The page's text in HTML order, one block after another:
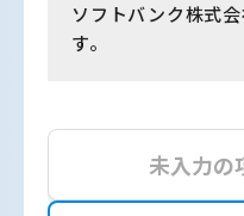
ソフトバンク株式
す。
未入力の